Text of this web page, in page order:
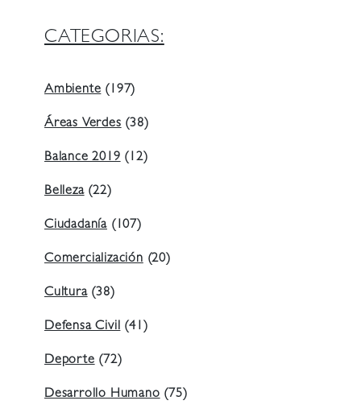
CATEGORIAS:
Ambiente (197)
Áreas Verdes (38)
Balance 2019 (12)
Belleza(22)
Ciudadanía (107)
Comercialización (20)
Cultura(38)
Defensa Civil (41)
Deporte (72)
Desarrollo Humano (75)